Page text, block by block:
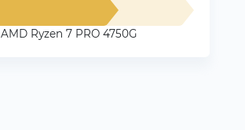
AMD Ryzen 7 PRO 4750G